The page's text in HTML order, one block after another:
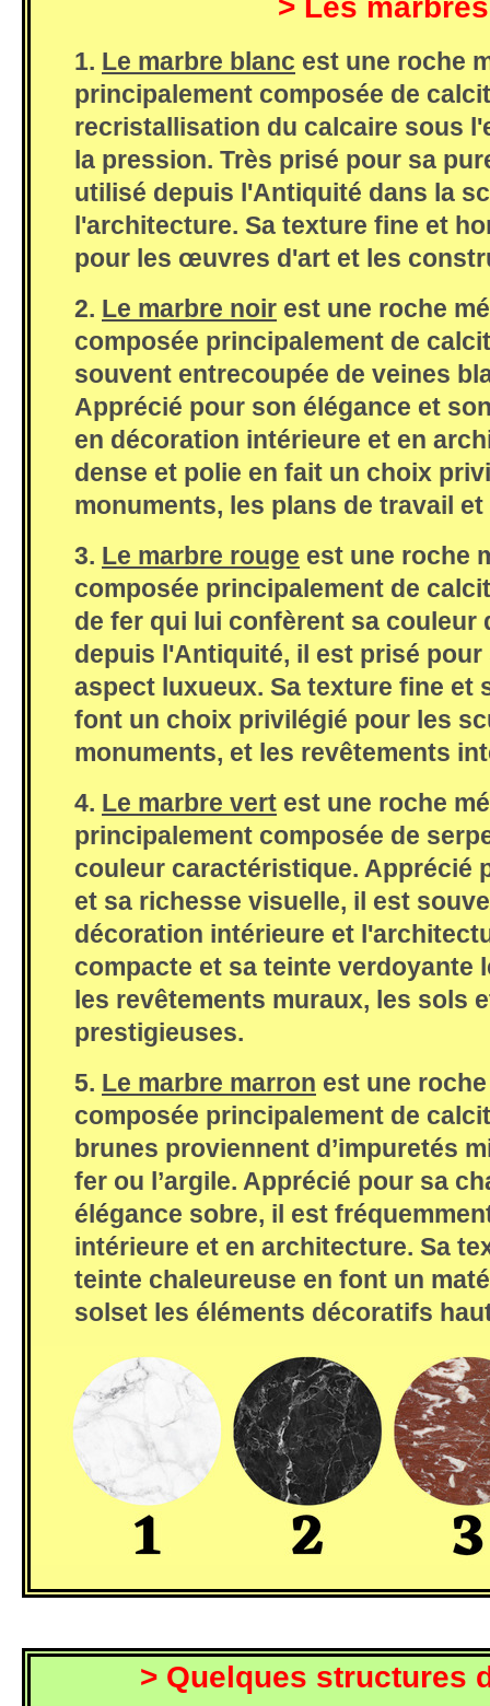
> Les marbres
1. Le marbre blanc est une roche
principalement composée de
recristallisation du calcaire sous
la pression. Très prisé pour sa
utilisé depuis l'Antiquité dans la
l'architecture. Sa texture fine et
pour les œuvres d'art et les
2. Le marbre noir est une roche
composée principalement de
souvent entrecoupée de veines
Apprécié pour son élégance et
en décoration intérieure et en
dense et polie en fait un choix
monuments, les plans de travail
3. Le marbre rouge est une roche
composée principalement de
de fer qui lui confèrent sa couleur
depuis l'Antiquité, il est prisé
aspect luxueux. Sa texture fine et
font un choix privilégié pour les
monuments, et les revêtements
4. Le marbre vert est une roche
principalement composée de
couleur caractéristique. Apprécié
et sa richesse visuelle, il est
décoration intérieure et
compacte et sa teinte verdoyante
les revêtements muraux, les sols
prestigieuses.
5. Le marbre marron est une
composée principalement de
brunes proviennent d’impuretés
fer ou l’argile. Apprécié pour sa
élégance sobre, il est
intérieure et en architecture. Sa
teinte chaleureuse en font un
solset les éléments décoratifs
> Quelques structures